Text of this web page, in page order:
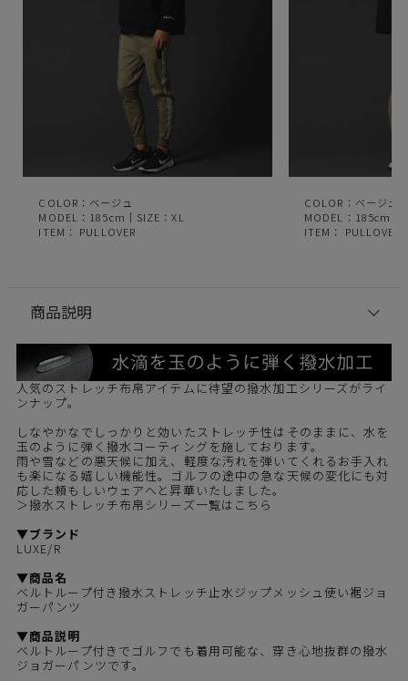
COLOR：ベージュ
MODEL：185cm｜SIZE：XL
ITEM： PULLOVER
COLOR：ベージュ
MODEL：185cm｜
ITEM： PULLOVER
商品説明
人気のストレッチ布帛アイテムに待望の撥水加工シリーズがライ
ンナップ。
しなやかなでしっかりと効いたストレッチ性はそのままに、水を
玉のように弾く撥水コーティングを施しております。
雨や雪などの悪天候に加え、軽度な汚れを弾いてくれるお手入れ
も楽になる嬉しい機能性。ゴルフの途中の急な天候の変化にも対
応した頼もしいウェアへと昇華いたしました。
＞撥水ストレッチ布帛シリーズ一覧はこちら
▼ブランド
LUXE/R
▼商品名
ベルトループ付き撥水ストレッチ止水ジップメッシュ使い裾ジョ
ガーパンツ
▼商品説明
ベルトループ付きでゴルフでも着用可能な、穿き心地抜群の撥水
ジョガーパンツです。